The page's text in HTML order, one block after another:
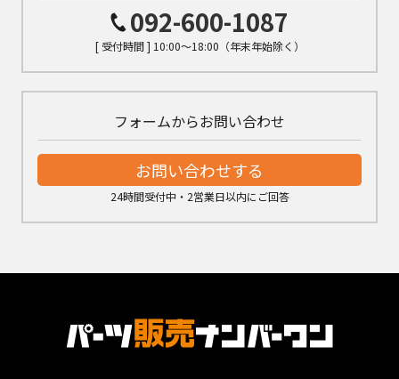
092-600-1087
[ 受付時間 ] 10:00～18:00（年末年始除く）
フォームからお問い合わせ
お問い合わせする
24時間受付中・2営業日以内にご回答